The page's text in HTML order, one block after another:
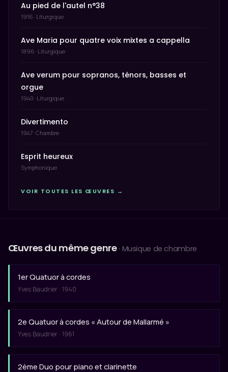
Au pied de l'autel n°38
1916 · Liturgique
Ave Maria pour quatre voix mixtes a cappella
1896 · Liturgique
Ave verum pour sopranos, ténors, basses et
orgue
1940 · Liturgique
Divertimento
1947 · Chambre
Esprit heureux
Symphonique
VOIR TOUTES LES ŒUVRES →
Œuvres du même genre · Musique de chambre
1er Quatuor à cordes
Yves Baudrier · 1940
2e Quatuor à cordes « Autour de Mallarmé »
Yves Baudrier · 1961
2ème Duo pour piano et clarinette